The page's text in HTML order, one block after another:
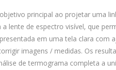
principal ao projetar uma
lente de espectro visível, que
em uma tela clara com
imagens / medidas. Os
de termograma completa a